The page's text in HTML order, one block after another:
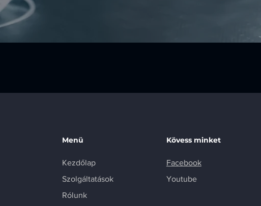
Menü
Kezdőlap
Szolgáltatások
Rólunk
Kövess minket
Facebook
Youtube